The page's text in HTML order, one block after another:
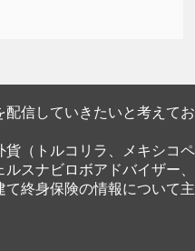
信していきたいと考えてお
（トルコリラ、メキシコペ
スナビロボアドバイザー、
終身保険の情報について主